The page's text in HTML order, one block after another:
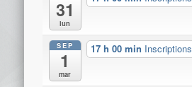
31
lun
SEP
1
mar
17 h 00 min Inscriptions